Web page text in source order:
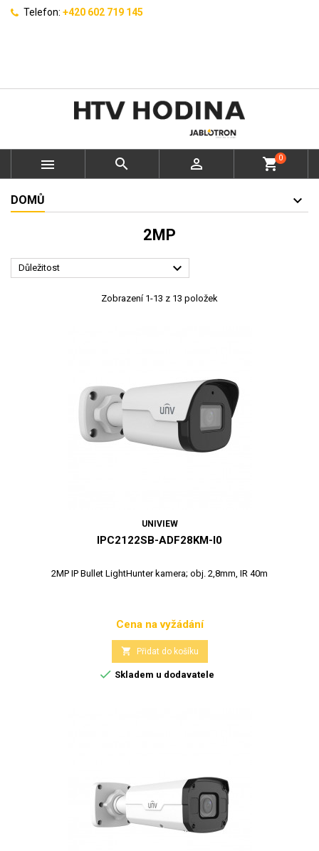
Telefon: +420 602 719 145
   shopping_cart0
DOMŮ
2MP
Důležitost 
Zobrazení 1-13 z 13 položek
UNIVIEW
IPC2122SB-ADF28KM-I0
2MP IP Bullet LightHunter kamera; obj. 2,8mm, IR 40m
Cena
Cena na vyžádání
 Přidat do košíku
 Skladem u dodavatele